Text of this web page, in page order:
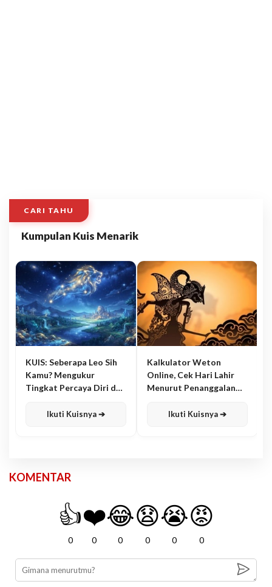
CARI TAHU
Kumpulan Kuis Menarik
KUIS: Seberapa Leo Sih
Kamu? Mengukur
Tingkat Percaya Diri dan
Ikuti Kuisnya ➔
Kalkulator Weton
Online, Cek Hari Lahir
Menurut Penanggalan
Ikuti Kuisnya ➔
KOMENTAR
👍
0
❤️
0
😂
0
😧
0
😭
0
😡
0